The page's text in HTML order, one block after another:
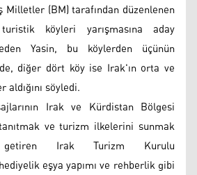
Milletler (BM) tarafından düzenlenen
köyleri yarışmasına aday
Yasin, bu köylerden üçünün
diğer dört köy ise Irak'ın orta ve
söyledi.
Irak ve Kürdistan Bölgesi
ve turizm ilkelerini sunmak
Irak Turizm Kurulu
eşya yapımı ve rehberlik gibi